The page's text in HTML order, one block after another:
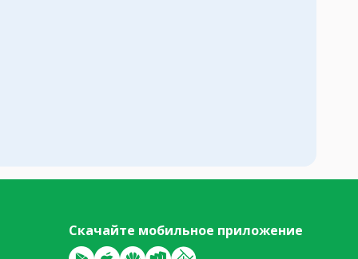
Скачайте мобильное приложение